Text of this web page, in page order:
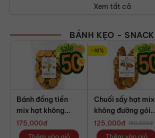
Xem tất cả
BÁNH KẸO - SNACK
Bánh đồng tiền
mix hạt không
đường gói 400g
175,000đ
-16%
Chuối sấy hạt mix
không đường gói
400g
125,000đ 150,000đ